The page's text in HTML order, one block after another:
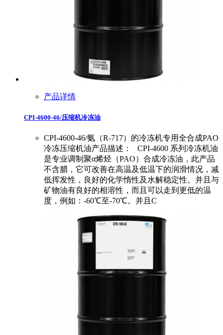
产品详情
CPI-4600-46/压缩机冷冻油
CPI-4600-46/氨（R-717）的冷冻机专用全合成PAO
冷冻压缩机油产品描述： CPI-4600 系列冷冻机油
是专业调制聚α烯烃（PAO）合成冷冻油，此产品
不含腊，它可改善在高温及低温下的润滑情况，减
低挥发性，良好的化学惰性及水解稳定性。并且与
矿物油有良好的相溶性，而且可以走到更低的温
度，例如：-60℃至-70℃。并且C